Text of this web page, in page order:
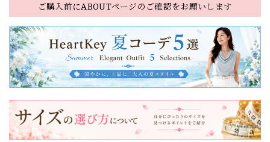
ご購入前にABOUTページのご確認をお願いします